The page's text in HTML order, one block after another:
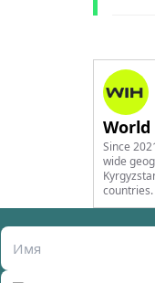
Since
wide
countries.
Выберите тип заявки